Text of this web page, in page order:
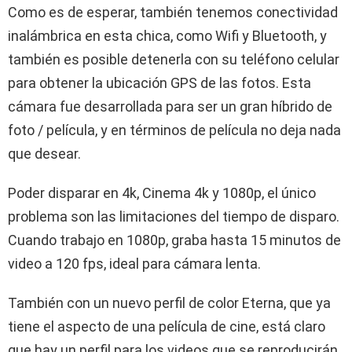
Como es de esperar, también tenemos conectividad
inalámbrica en esta chica, como Wifi y Bluetooth, y
también es posible detenerla con su teléfono celular
para obtener la ubicación GPS de las fotos. Esta
cámara fue desarrollada para ser un gran híbrido de
foto / película, y en términos de película no deja nada
que desear.
Poder disparar en 4k, Cinema 4k y 1080p, el único
problema son las limitaciones del tiempo de disparo.
Cuando trabajo en 1080p, graba hasta 15 minutos de
video a 120 fps, ideal para cámara lenta.
También con un nuevo perfil de color Eterna, que ya
tiene el aspecto de una película de cine, está claro